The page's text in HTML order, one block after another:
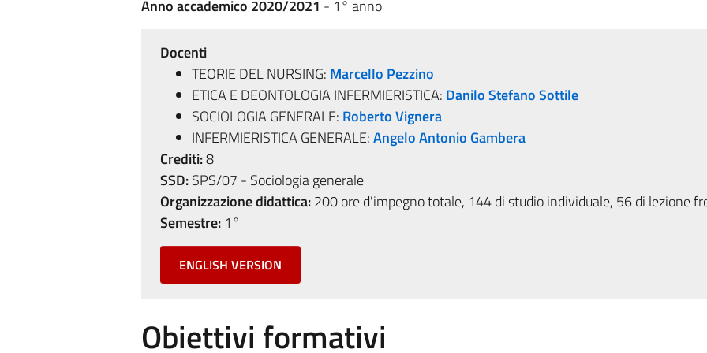
Anno accademico 2020/2021 - 1° anno
Docenti
TEORIE DEL NURSING: Marcello Pezzino
ETICA E DEONTOLOGIA INFERMIERISTICA: Danilo Stefano Sottile
SOCIOLOGIA GENERALE: Roberto Vignera
INFERMIERISTICA GENERALE:Angelo Antonio Gambera
Crediti:8
SSD:SPS/07 - Sociologia generale
Organizzazione didattica:200 ore d'impegno totale, 144 di studio individuale, 56 di lezione
Semestre:1°
ENGLISH VERSION
Obiettivi formativi